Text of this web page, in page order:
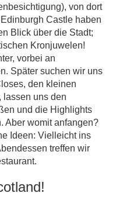
von dort
Castle haben
Blick über die Stadt;
Kronjuwelen!
vorbei an
Später suchen wir uns
den kleinen
lassen uns den
und die Highlights
Aber womit anfangen?
Ideen: Vielleicht ins
treffen wir